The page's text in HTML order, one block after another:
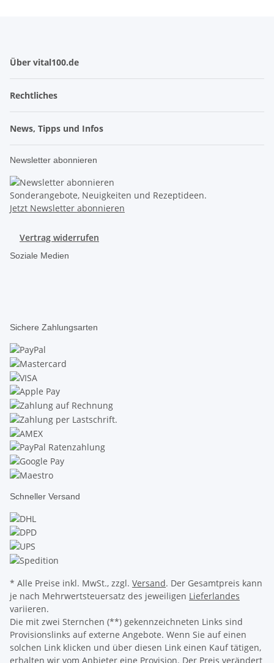
Über vital100.de
Rechtliches
News, Tipps und Infos
Newsletter abonnieren
Sonderangebote, Neuigkeiten und Rezeptideen.
Jetzt Newsletter abonnieren
Vertrag widerrufen
Soziale Medien
Sichere Zahlungsarten
Schneller Versand
* Alle Preise inkl. MwSt., zzgl. Versand. Der Gesamtpreis kann
je nach Mehrwertsteuersatz des jeweiligen Lieferlandes
variieren.
Die mit zwei Sternchen (**) gekennzeichneten Links sind
Provisionslinks auf externe Angebote. Wenn Sie auf einen
solchen Link klicken und über diesen Link einen Kauf tätigen,
erhalten wir vom Anbieter eine Provision. Der Preis verändert